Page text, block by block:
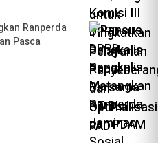
Ranperda
Pasca